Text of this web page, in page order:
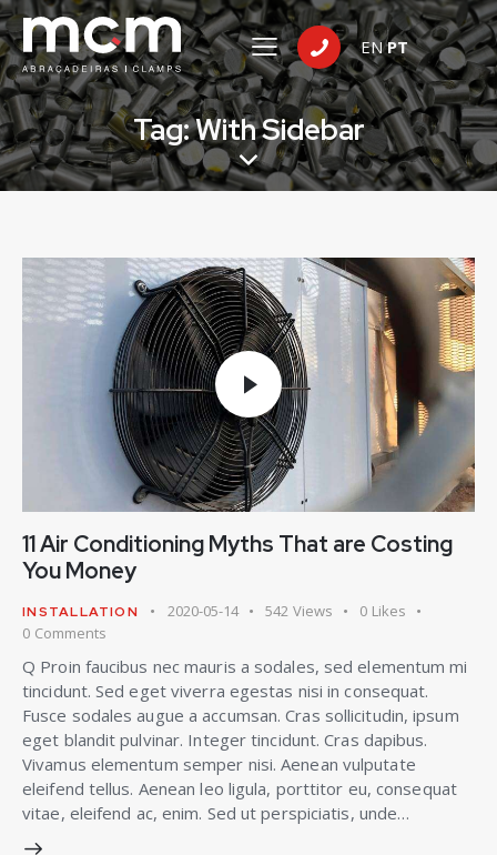
EN PT
Tag: With Sidebar
11 Air Conditioning Myths That are Costing
You Money
INSTALLATION 2020-05-14 542 Views 0 Likes
0 Comments
Q Proin faucibus nec mauris a sodales, sed elementum mi
tincidunt. Sed eget viverra egestas nisi in consequat.
Fusce sodales augue a accumsan. Cras sollicitudin, ipsum
eget blandit pulvinar. Integer tincidunt. Cras dapibus.
Vivamus elementum semper nisi. Aenean vulputate
eleifend tellus. Aenean leo ligula, porttitor eu, consequat
vitae, eleifend ac, enim. Sed ut perspiciatis, unde…